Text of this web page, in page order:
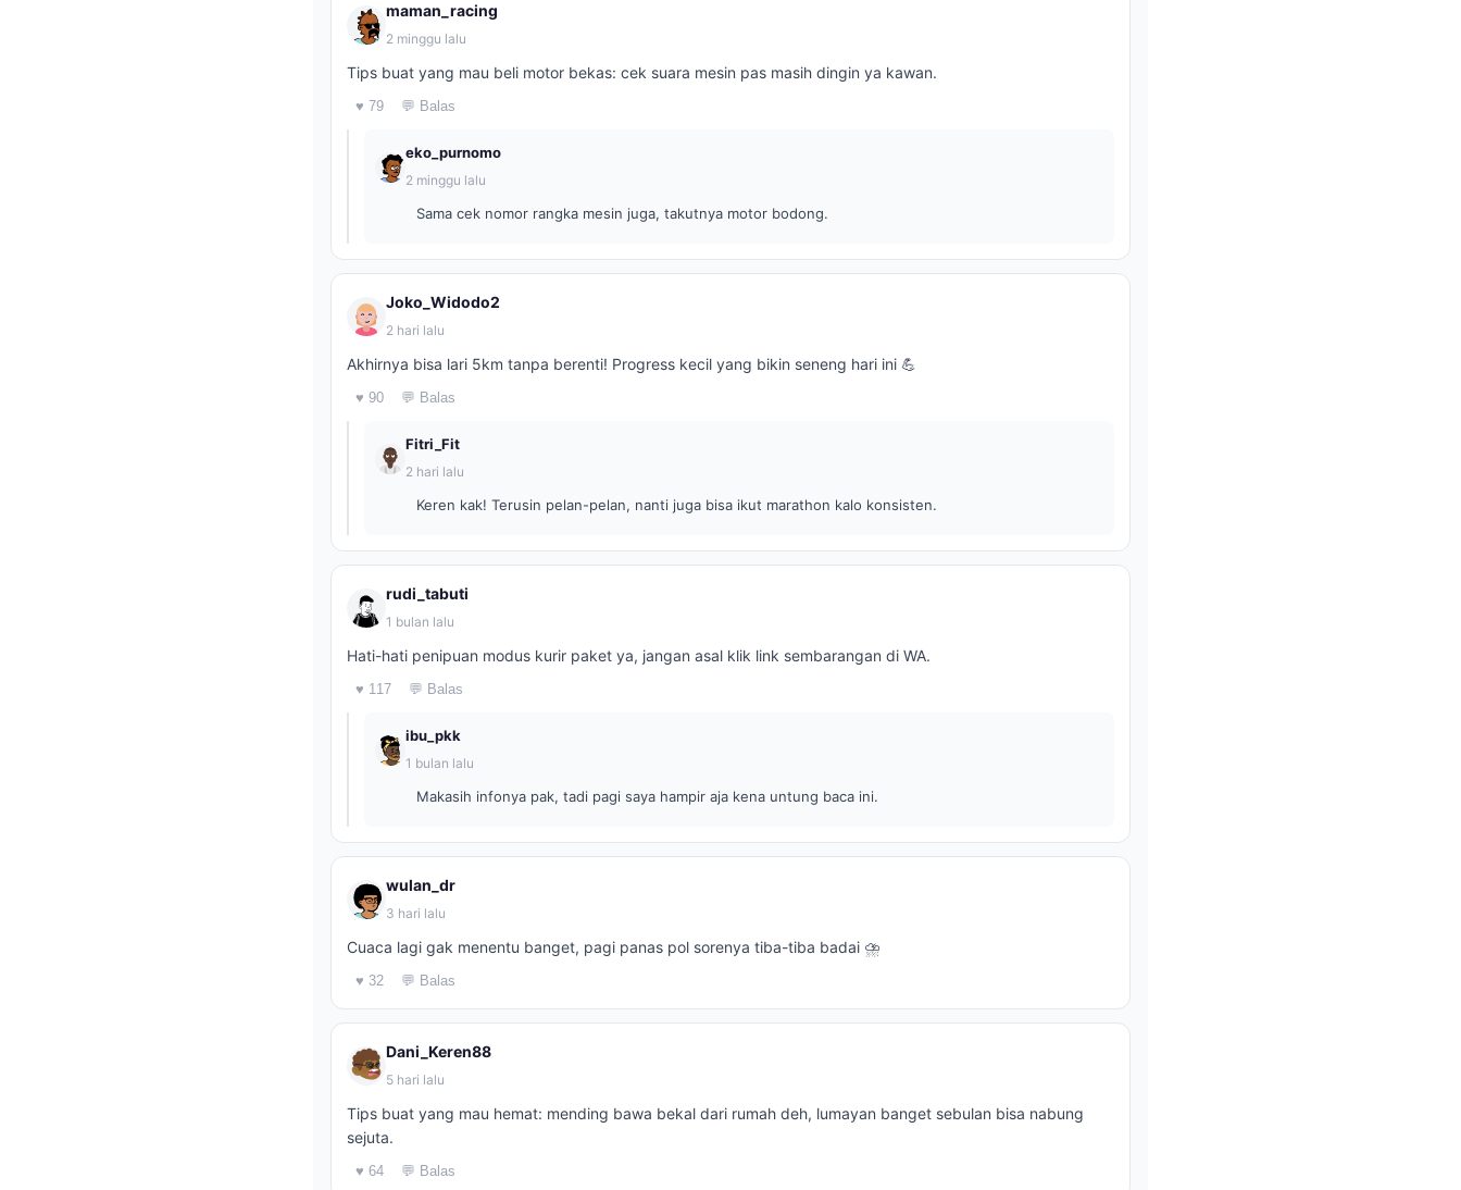
maman_racing
2 minggu lalu
Tips buat yang mau beli motor bekas: cek suara mesin pas masih dingin ya kawan.
♥ 79 💬 Balas
eko_purnomo
2 minggu lalu
Sama cek nomor rangka mesin juga, takutnya motor bodong.
Joko_Widodo2
2 hari lalu
Akhirnya bisa lari 5km tanpa berenti! Progress kecil yang bikin seneng hari ini 💪
♥ 90 💬 Balas
Fitri_Fit
2 hari lalu
Keren kak! Terusin pelan-pelan, nanti juga bisa ikut marathon kalo konsisten.
rudi_tabuti
1 bulan lalu
Hati-hati penipuan modus kurir paket ya, jangan asal klik link sembarangan di WA.
♥ 117 💬 Balas
ibu_pkk
1 bulan lalu
Makasih infonya pak, tadi pagi saya hampir aja kena untung baca ini.
wulan_dr
3 hari lalu
Cuaca lagi gak menentu banget, pagi panas pol sorenya tiba-tiba badai ⛈️
♥ 32 💬 Balas
Dani_Keren88
5 hari lalu
Tips buat yang mau hemat: mending bawa bekal dari rumah deh, lumayan banget sebulan bisa nabung
sejuta.
♥ 64 💬 Balas